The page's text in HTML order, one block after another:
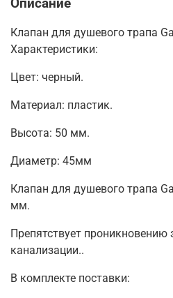
Клапан для душевого трапа
Характеристики:
Цвет: черный.
Материал: пластик.
Высота: 50 мм.
Диаметр: 45мм
Клапан для душевого трапа
мм.
Препятствует проникновению
канализации..
В комплекте поставки: